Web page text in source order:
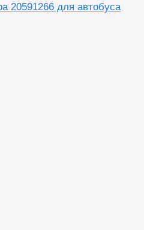
20591266 для автобуса